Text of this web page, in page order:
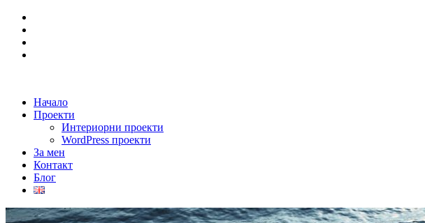
Начало
Проекти
Интериорни проекти
WordPress проекти
За мен
Контакт
Блог